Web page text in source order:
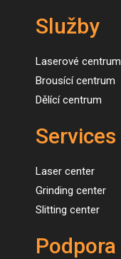
Služby
Laserové centrum
Brousící centrum
Dělící centrum
Services
Laser center
Grinding center
Slitting center
Podpora